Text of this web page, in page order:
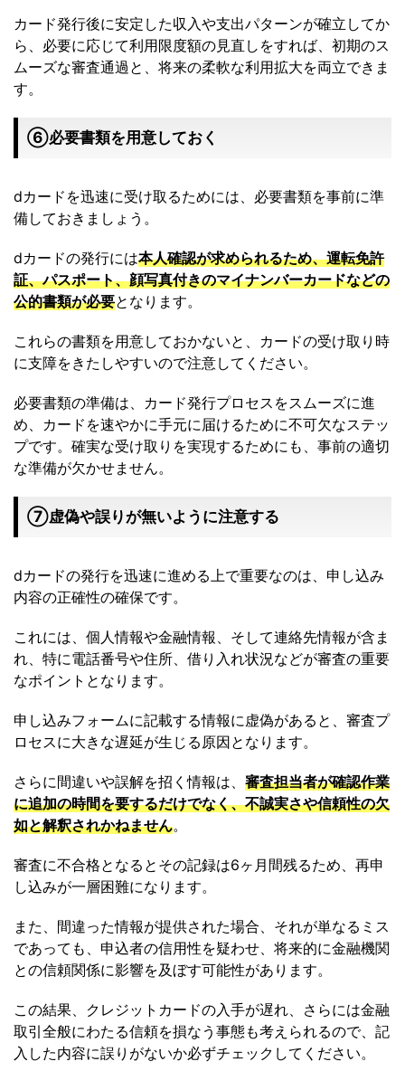
カード発行後に安定した収入や支出パターンが確立してか
ら、必要に応じて利用限度額の見直しをすれば、初期のス
ムーズな審査通過と、将来の柔軟な利用拡大を両立できま
す。
⑥必要書類を用意しておく
dカードを迅速に受け取るためには、必要書類を事前に準
備しておきましょう。
dカードの発行には本人確認が求められるため、運転免許
証、パスポート、顔写真付きのマイナンバーカードなどの
公的書類が必要となります。
これらの書類を用意しておかないと、カードの受け取り時
に支障をきたしやすいので注意してください。
必要書類の準備は、カード発行プロセスをスムーズに進
め、カードを速やかに手元に届けるために不可欠なステッ
プです。確実な受け取りを実現するためにも、事前の適切
な準備が欠かせません。
➆虚偽や誤りが無いように注意する
dカードの発行を迅速に進める上で重要なのは、申し込み
内容の正確性の確保です。
これには、個人情報や金融情報、そして連絡先情報が含ま
れ、特に電話番号や住所、借り入れ状況などが審査の重要
なポイントとなります。
申し込みフォームに記載する情報に虚偽があると、審査プ
ロセスに大きな遅延が生じる原因となります。
さらに間違いや誤解を招く情報は、 審査担当者が確認作業
に追加の時間を要するだけでなく、不誠実さや信頼性の欠
如と解釈されかねません。
審査に不合格となるとその記録は6ヶ月間残るため、再申
し込みが一層困難になります。
また、間違った情報が提供された場合、それが単なるミス
であっても、申込者の信用性を疑わせ、将来的に金融機関
との信頼関係に影響を及ぼす可能性があります。
この結果、クレジットカードの入手が遅れ、さらには金融
取引全般にわたる信頼を損なう事態も考えられるので、記
入した内容に誤りがないか必ずチェックしてください。